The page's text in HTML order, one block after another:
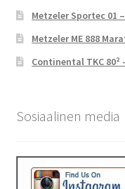
Metzeler Sportec 01
Metzeler ME 888
Continental TKC
Sosiaalinen media